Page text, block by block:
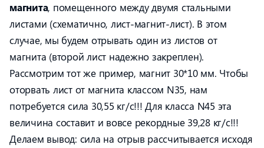
магнита, помещенного между двумя стальными
листами (схематично, лист-магнит-лист). В этом
случае, мы будем отрывать один из листов от
магнита (второй лист надежно закреплен).
Рассмотрим тот же пример, магнит 30*10 мм. Чтобы
оторвать лист от магнита классом N35, нам
потребуется сила 30,55 кг/с!!! Для класса N45 эта
величина составит и вовсе рекордные 39,28 кг/с!!!
Делаем вывод: сила на отрыв рассчитывается исходя